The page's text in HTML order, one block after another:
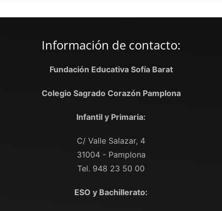
Información de contacto:
Fundación Educativa Sofía Barat
Colegio Sagrado Corazón Pamplona
Infantil y Primaria:
C/ Valle Salazar, 4
31004 - Pamplona
Tel. 948 23 50 00
ESO y Bachillerato: